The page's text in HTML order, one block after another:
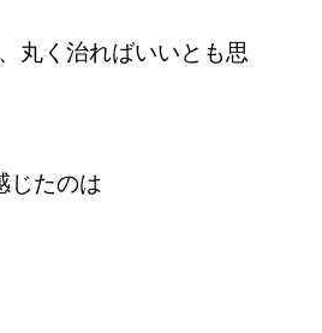
丸く治ればいいとも思
じたのは